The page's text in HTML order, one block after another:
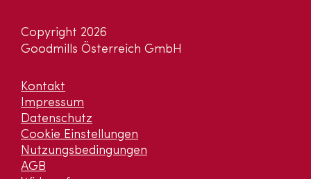
Copyright 2026
Goodmills Österreich GmbH
Kontakt
Impressum
Datenschutz
Cookie Einstellungen
Nutzungsbedingungen
AGB